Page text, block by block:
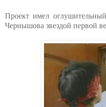
Проект имел
Чернышова звездой первой